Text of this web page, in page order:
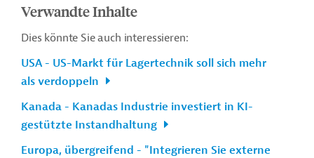
Verwandte Inhalte
Dies könnte Sie auch interessieren:
USA - US-Markt für Lagertechnik soll sich mehr
als verdoppeln
Kanada - Kanadas Industrie investiert in KI-
gestützte Instandhaltung
Europa, übergreifend - "Integrieren Sie externe